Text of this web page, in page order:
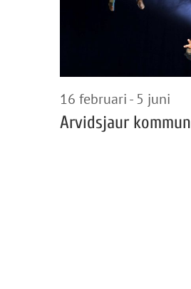
Arvidsjaur kommun
16 februari - 5 juni